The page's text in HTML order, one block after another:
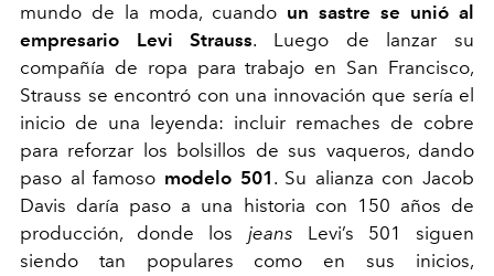
mundo de la moda, cuando un sastre se unió al
empresario Levi Strauss. Luego de lanzar su
compañía de ropa para trabajo en San Francisco,
Strauss se encontró con una innovación que sería el
inicio de una leyenda: incluir remaches de cobre
para reforzar los bolsillos de sus vaqueros, dando
paso al famoso modelo 501 . Su alianza con Jacob
Davis daría paso a una historia con 150 años de
producción, donde los jeans Levi’s 501 siguen
siendo tan populares como en sus inicios,